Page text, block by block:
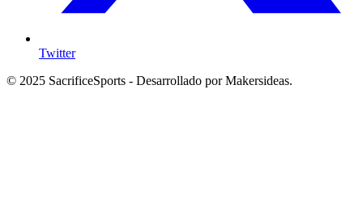
Twitter
© 2025 SacrificeSports - Desarrollado por Makersideas.